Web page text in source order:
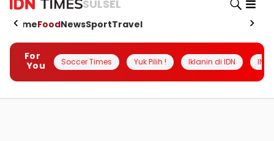
SULSEL
HomeFoodNewsSportTravel
For
You
Soccer Times Yuk Pilih ! Iklanin di IDN